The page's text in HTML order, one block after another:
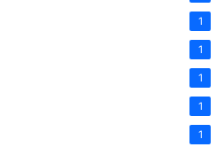
1
1
1
1
1